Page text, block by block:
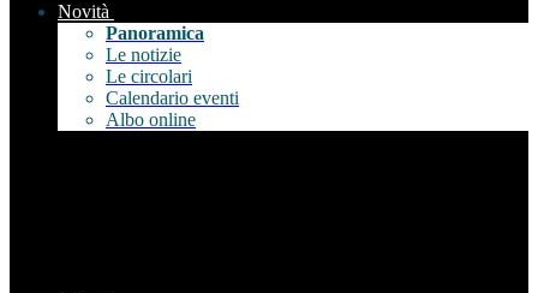
Novità
Panoramica
Le notizie
Le circolari
Calendario eventi
Albo online